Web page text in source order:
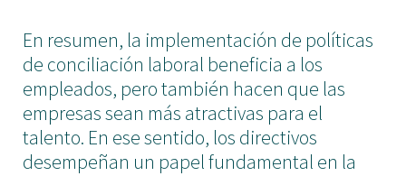
En resumen, la implementación de políticas
de conciliación laboral beneficia a los
empleados, pero también hacen que las
empresas sean más atractivas para el
talento. En ese sentido, los directivos
desempeñan un papel fundamental en la